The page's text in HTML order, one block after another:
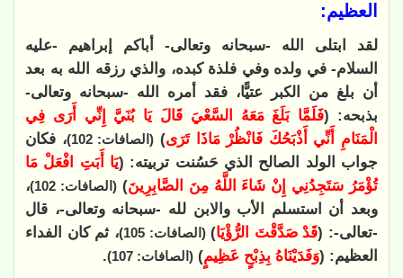
العظيم:
لقد ابتلى الله -سبحانه وتعالى- أباكم إبراهيم -عليه
السلام- في ولده وفي فلذة كبده، والذي رزقه الله به بعد
أن بلغ من الكبر عتيًّا، فقد أمره الله -سبحانه وتعالى-
بذبحه: (فَلَمَّا بَلَغَ مَعَهُ السَّعْيَ قَالَ يَا بُنَيَّ إِنِّي أَرَى فِي
الْمَنَامِ أَنِّي أَذْبَحُكَ فَانْظُرْ مَاذَا تَرَى) (الصافات: 102)
، فكان
جواب الولد الصالح الذي حَسُنت تربيته: (يَا أَبَتِ افْعَلْ مَا
تُؤْمَرُ سَتَجِدُنِي إِنْ شَاءَ اللَّهُ مِنَ الصَّابِرِينَ)(الصافات: 102)
،
وبعد أن استسلم الأب والابن لله -سبحانه وتعالى-، قال
-تعالى-: (قَدْ صَدَّقْتَ الرُّؤْيَا)(الصافات: 105)
، ثم كان الفداء
العظيم: (وَفَدَيْنَاهُ بِذِبْحٍ عَظِيمٍ) (الصافات: 107)
.